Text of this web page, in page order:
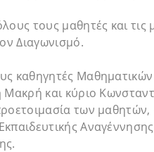
τους μαθητές και τις
Διαγωνισμό.
καθηγητές
και κύριο
των